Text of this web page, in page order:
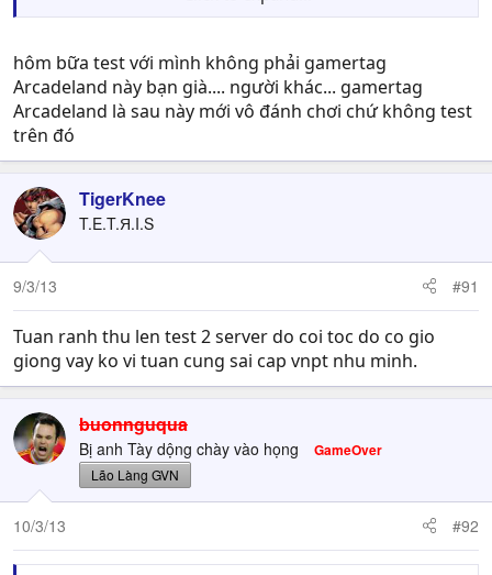
VNPT (VDC) với DTAC của Thái:
VNPT (VDC) với STS group của Thái:
hôm bữa test với mình không phải gamertag
Arcadeland này bạn già.... người khác... gamertag
Arcadeland là sau này mới vô đánh chơi chứ không test
trên đó
TigerKnee
T.E.T.Я.I.S
9/3/13 #91
Tuan ranh thu len test 2 server do coi toc do co gio
giong vay ko vi tuan cung sai cap vnpt nhu minh.
buonnguqua
Bị anh Tày dộng chày vào họng GameOver
Lão Làng GVN
10/3/13 #92